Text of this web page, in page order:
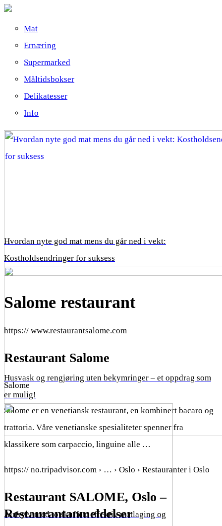
Mat
Ernæring
Supermarked
Måltidsbokser
Delikatesser
Info
Hvordan nyte god mat mens du går ned i vekt:
Kostholdsendringer for suksess
Husvask og rengjøring uten bekymringer – et oppdrag som
er mulig!
Airfryer med to skuffer: effektiv matlaging og
Salome restaurant
https:// www.restaurantsalome.com
Restaurant Salome
Salome
Salome er en venetiansk restaurant, en kombinert bacaro og
trattoria. Våre venetianske spesialiteter spenner fra
klassikere som carpaccio, linguine alle …
https:// no.tripadvisor.com › … › Oslo › Restauranter i Oslo
Restaurant SALOME, Oslo –
Restaurantanmeldelser